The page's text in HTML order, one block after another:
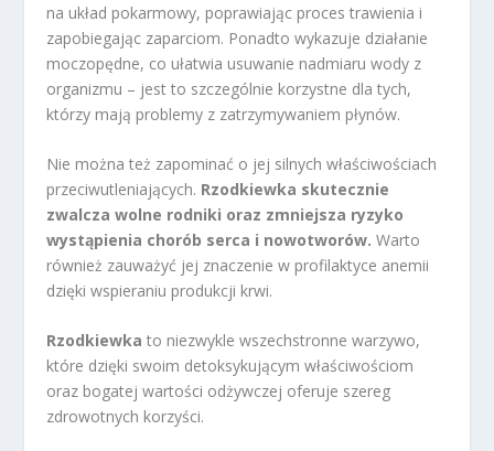
na układ pokarmowy, poprawiając proces trawienia i
zapobiegając zaparciom. Ponadto wykazuje działanie
moczopędne, co ułatwia usuwanie nadmiaru wody z
organizmu – jest to szczególnie korzystne dla tych,
którzy mają problemy z zatrzymywaniem płynów.
Nie można też zapominać o jej silnych właściwościach
przeciwutleniających. Rzodkiewka skutecznie
zwalcza wolne rodniki oraz zmniejsza ryzyko
wystąpienia chorób serca i nowotworów. Warto
również zauważyć jej znaczenie w profilaktyce anemii
dzięki wspieraniu produkcji krwi.
Rzodkiewka to niezwykle wszechstronne warzywo,
które dzięki swoim detoksykującym właściwościom
oraz bogatej wartości odżywczej oferuje szereg
zdrowotnych korzyści.